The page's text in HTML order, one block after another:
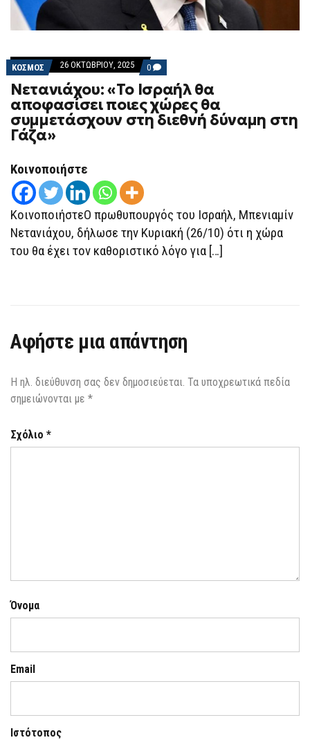
ΚΟΣΜΟΣ 26 ΟΚΤΩΒΡΊΟΥ, 2025 0 COMMENTS
ON
ΝΕΤΑΝΙΆΧΟΥ:
«ΤΟ
ΙΣΡΑΉΛ
ΘΑ
ΑΠΟΦΑΣΊΣΕΙ
ΣΤΗ
ΓΆΖΑ»
Νετανιάχου: «Το Ισραήλ θα
αποφασίσει ποιες χώρες θα
συμμετάσχουν στη διεθνή δύναμη στη
Γάζα»
Κοινοποιήστε
ΚοινοποιήστεΟ πρωθυπουργός του Ισραήλ, Μπενιαμίν
Νετανιάχου, δήλωσε την Κυριακή (26/10) ότι η χώρα
του θα έχει τον καθοριστικό λόγο για […]
Αφήστε μια απάντηση
Η ηλ. διεύθυνση σας δεν δημοσιεύεται. Τα υποχρεωτικά πεδία
σημειώνονται με *
Σχόλιο *
Όνομα
Email
Ιστότοπος